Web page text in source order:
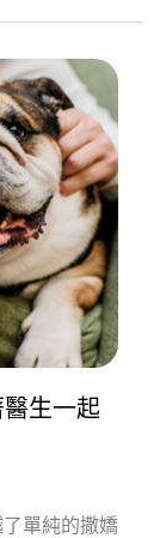
生一起
單純的撒嬌